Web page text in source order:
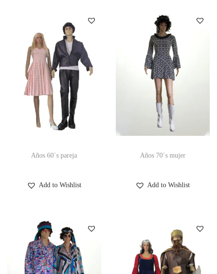
Años 60´s pareja
Add to Wishlist
Años 70´s mujer
Add to Wishlist